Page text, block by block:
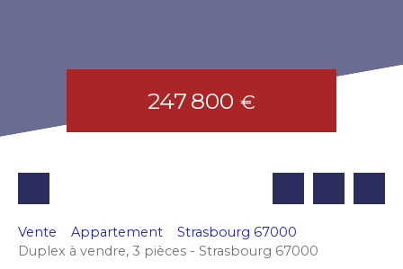
247 800 €
Vente Appartement
Strasbourg 67000
Duplex à vendre, 3 pièces - Strasbourg 67000